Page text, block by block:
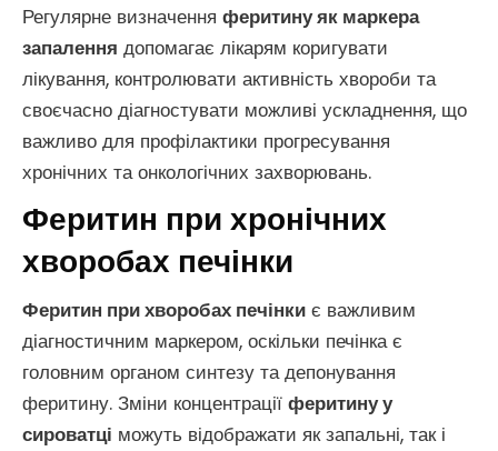
Регулярне визначення феритину як маркера
запалення допомагає лікарям коригувати
лікування, контролювати активність хвороби та
своєчасно діагностувати можливі ускладнення, що
важливо для профілактики прогресування
хронічних та онкологічних захворювань.
Феритин при хронічних
хворобах печінки
Феритин при хворобах печінки є важливим
діагностичним маркером, оскільки печінка є
головним органом синтезу та депонування
феритину. Зміни концентрації феритину у
сироватці можуть відображати як запальні, так і